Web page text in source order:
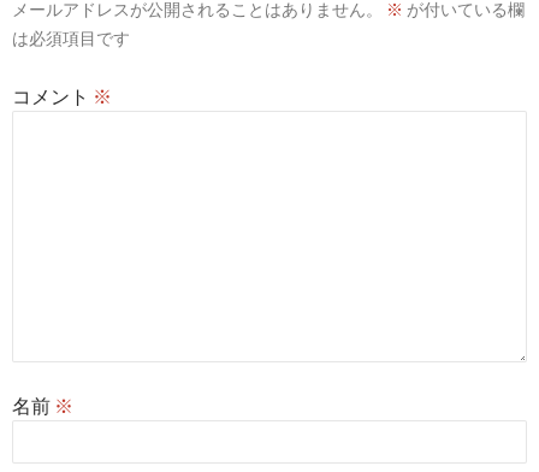
メールアドレスが公開されることはありません。 ※ が付いている欄
は必須項目です
コメント ※
名前 ※